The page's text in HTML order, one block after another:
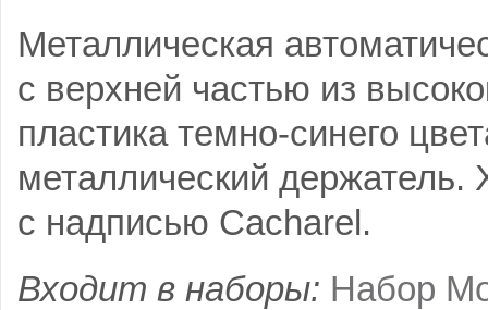
Металлическая
с верхней частью из
пластика темно-синего
металлический
с надписью Cacharel.
Входит в наборы: Набор